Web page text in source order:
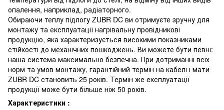
опалення, наприклад, радіаторного.
Обираючи теплу підлогу ZUBR DC ви отримуєте зручну для
монтажу та експлуатації нагрівальну провідникові
продукцію, яка характеризується високими показниками
стійкості до механічних пошкоджень. Ви можете бути певні:
наша система максимально безпечна. При дотриманні всіх
норм та умов монтажу, гарантійний термін на кабелі і мати
ZUBR DC становить 25 років. Термін же експлуатації
продукції може бути більше ніж 50 років.
Характеристики :